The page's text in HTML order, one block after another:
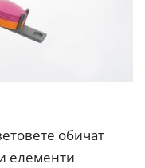
обичат
елементи